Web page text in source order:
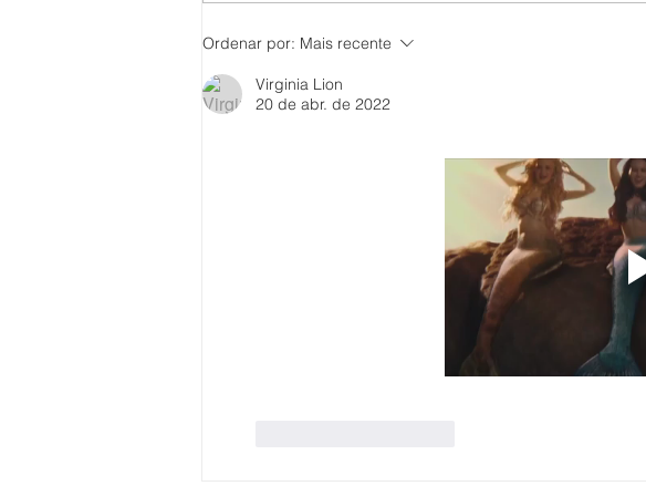
Ordenar por: Mais recente
Virginia Lion
20 de abr. de 2022